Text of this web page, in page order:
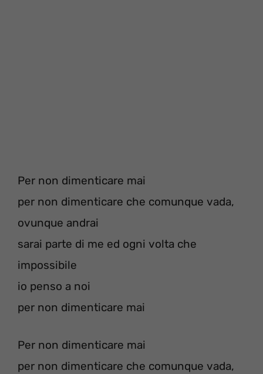
Per non dimenticare mai
per non dimenticare che comunque vada,
ovunque andrai
sarai parte di me ed ogni volta che
impossibile
io penso a noi
per non dimenticare mai
Per non dimenticare mai
per non dimenticare che comunque vada,